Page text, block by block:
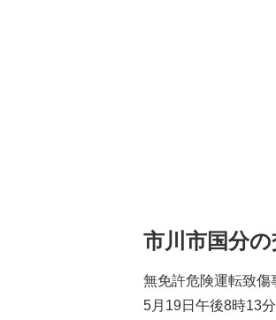
市川市国分
無免許危険運転致傷
5月19日午後8時13